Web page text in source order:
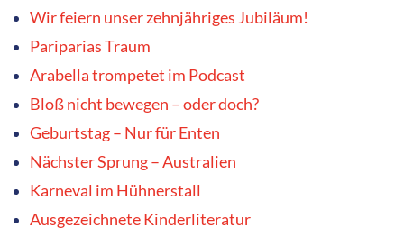
Wir feiern unser zehnjähriges Jubiläum!
Pariparias Traum
Arabella trompetet im Podcast
Bloß nicht bewegen – oder doch?
Geburtstag – Nur für Enten
Nächster Sprung – Australien
Karneval im Hühnerstall
Ausgezeichnete Kinderliteratur